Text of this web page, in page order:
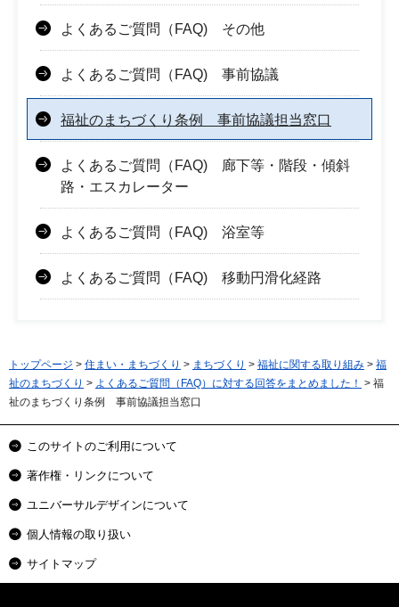
よくあるご質問（FAQ) その他
よくあるご質問（FAQ) 事前協議
福祉のまちづくり条例 事前協議担当窓口
よくあるご質問（FAQ) 廊下等・階段・傾斜
路・エスカレーター
よくあるご質問（FAQ) 浴室等
よくあるご質問（FAQ) 移動円滑化経路
トップページ > 住まい・まちづくり > まちづくり > 福祉に関する取り組み > 福
祉のまちづくり > よくあるご質問（FAQ）に対する回答をまとめました！ > 福
祉のまちづくり条例 事前協議担当窓口
このサイトのご利用について
著作権・リンクについて
ユニバーサルデザインについて
個人情報の取り扱い
サイトマップ